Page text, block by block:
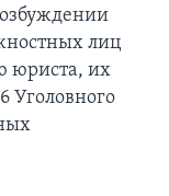
лиц
юриста, их
Уголовного